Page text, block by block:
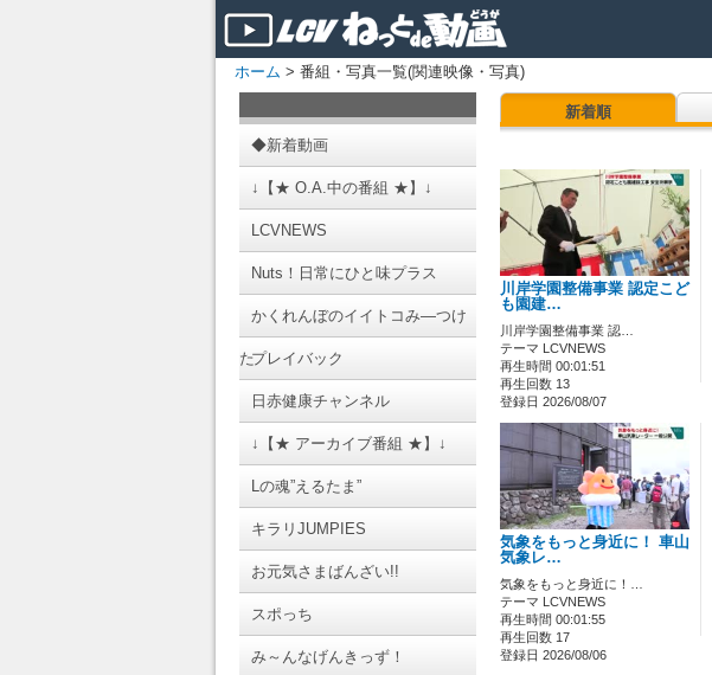
ホーム > 番組・写真一覧(関連映像・写真)
◆新着動画
↓【★ O.A.中の番組 ★】↓
LCVNEWS
Nuts！日常にひと味プラス
かくれんぼのイイトコみ―つけ
たプレイバック
日赤健康チャンネル
↓【★ アーカイブ番組 ★】↓
Lの魂”えるたま”
キラリJUMPIES
お元気さまばんざい!!
スポっち
み～んなげんきっず！
新着順
川岸学園整備事業 認定こど
も園建…
川岸学園整備事業 認…
テーマ LCVNEWS
再生時間 00:01:51
再生回数 13
登録日 2026/08/07
気象をもっと身近に！ 車山
気象レ…
気象をもっと身近に！…
テーマ LCVNEWS
再生時間 00:01:55
再生回数 17
登録日 2026/08/06